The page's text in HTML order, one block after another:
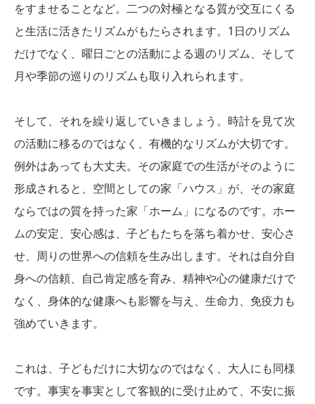
をすませることなど。二つの対極となる質が交互にくる
と生活に活きたリズムがもたらされます。1日のリズム
だけでなく、曜日ごとの活動による週のリズム、そして
月や季節の巡りのリズムも取り入れられます。
そして、それを繰り返していきましょう。時計を見て次
の活動に移るのではなく、有機的なリズムが大切です。
例外はあっても大丈夫。その家庭での生活がそのように
形成されると、空間としての家「ハウス」が、その家庭
ならではの質を持った家「ホーム」になるのです。ホー
ムの安定、安心感は、子どもたちを落ち着かせ、安心さ
せ、周りの世界への信頼を生み出します。それは自分自
身への信頼、自己肯定感を育み、精神や心の健康だけで
なく、身体的な健康へも影響を与え、生命力、免疫力も
強めていきます。
これは、子どもだけに大切なのではなく、大人にも同様
です。事実を事実として客観的に受け止めて、不安に振